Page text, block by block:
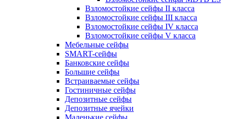
Взломостойкие сейфы II класса
Взломостойкие сейфы III класса
Взломостойкие сейфы IV класса
Взломостойкие сейфы V класса
Мебельные сейфы
SMART-сейфы
Банковские сейфы
Большие сейфы
Встраиваемые сейфы
Гостиничные сейфы
Депозитные сейфы
Депозитные ячейки
Маленькие сейфы